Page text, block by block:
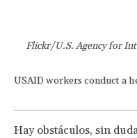
Flickr/U.S. Agency for
USAID workers conduct a
Hay obstáculos, sin